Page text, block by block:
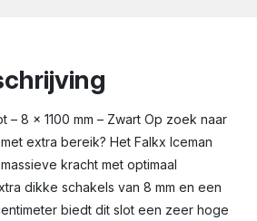
– 8 x 1100 mm – Zwart Op zoek naar
extra bereik? Het Falkx Iceman
kracht met optimaal
dikke schakels van 8 mm en een
biedt dit slot een zeer hoge